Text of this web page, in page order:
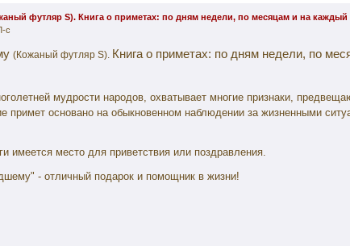
футляр S). Книга о приметах: по дням недели, по месяцам и на каждый
с
(Кожаный футляр S). Книга о приметах: по дням недели, по
мудрости народов, охватывает многие признаки,
примет основано на обыкновенном наблюдении за жизненными
имеется место для приветствия или поздравления.
- отличный подарок и помощник в жизни!